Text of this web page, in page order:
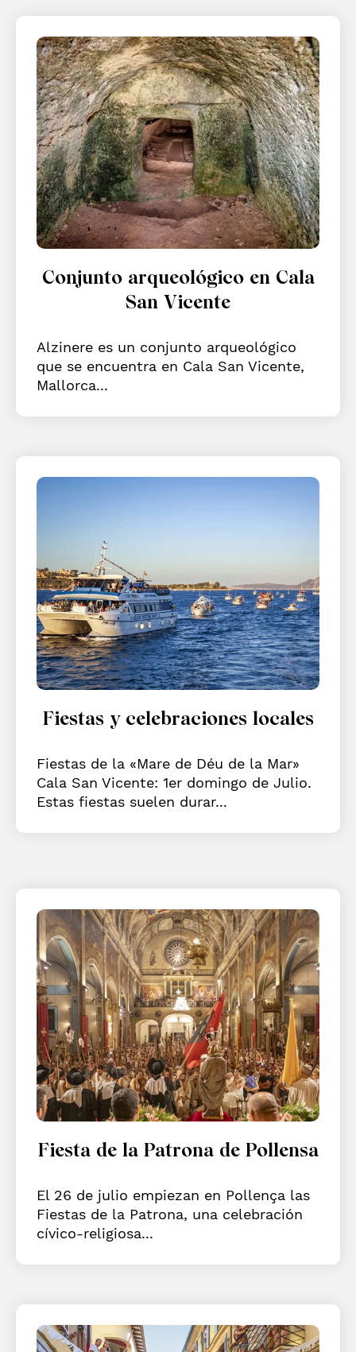
Conjunto arqueológico en Cala
San Vicente
Alzinere es un conjunto arqueológico
que se encuentra en Cala San Vicente,
Mallorca...
Fiestas y celebraciones locales
Fiestas de la «Mare de Déu de la Mar»
Cala San Vicente: 1er domingo de Julio.
Estas fiestas suelen durar...
Fiesta de la Patrona de Pollensa
El 26 de julio empiezan en Pollença las
Fiestas de la Patrona, una celebración
cívico-religiosa...